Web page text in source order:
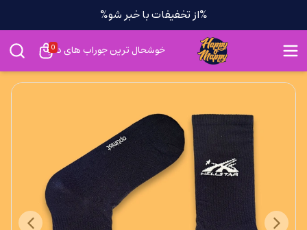
%از تخفیفات با خبر شو%
خوشحال ترین جوراب های دنیا
0